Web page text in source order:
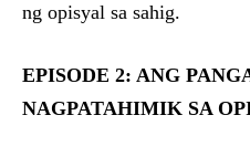
ng opisyal sa sahig.
EPISODE 2: ANG
NAGPATAHIMIK SA